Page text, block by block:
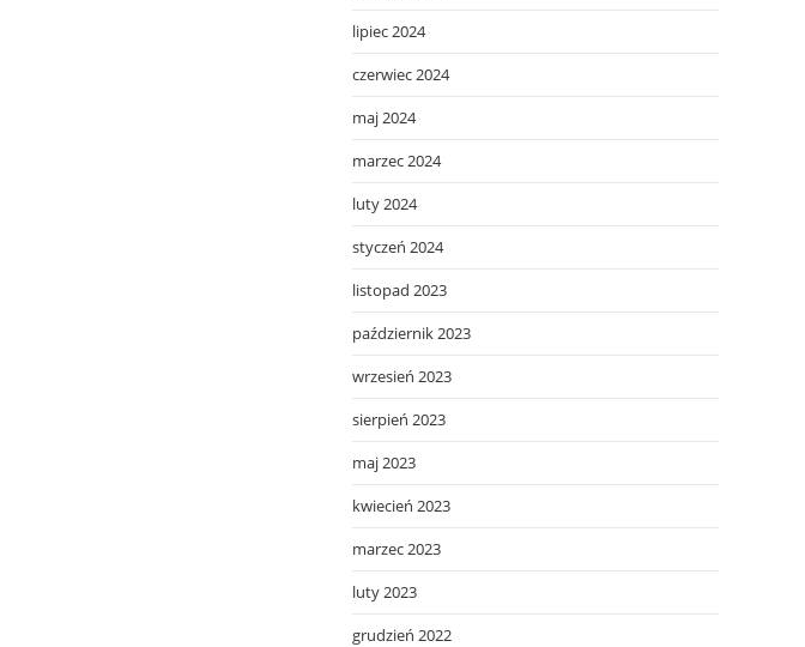
lipiec 2024
czerwiec 2024
maj 2024
marzec 2024
luty 2024
styczeń 2024
listopad 2023
październik 2023
wrzesień 2023
sierpień 2023
maj 2023
kwiecień 2023
marzec 2023
luty 2023
grudzień 2022